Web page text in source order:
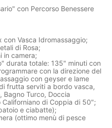
con Percorso Benessere
con Vasca Idromassaggio;
di Rosa;
in camera;
durata totale: 135" minuti con
con la direzione del
con geyser e lame
frutta serviti a bordo vasca,
Bagno Turco, Doccia
Californiano di Coppia di 50";
e ciabatte);
(ottimo menù di pesce